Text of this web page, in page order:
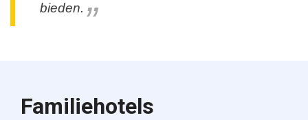
bieden.
Familiehotels